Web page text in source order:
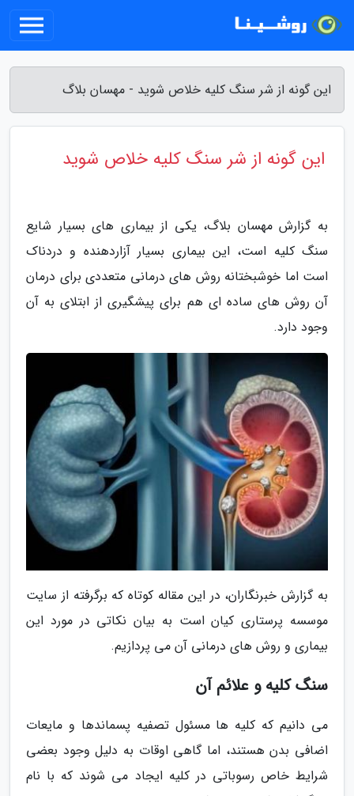
این گونه از شر سنگ کلیه خلاص شوید - مهسان بلاگ
این گونه از شر سنگ کلیه خلاص شوید
به گزارش مهسان بلاگ، یکی از بیماری های بسیار شایع
سنگ کلیه است، این بیماری بسیار آزاردهنده و دردناک
است اما خوشبختانه روش های درمانی متعددی برای درمان
آن روش های ساده ای هم برای پیشگیری از ابتلای به آن
وجود دارد.
به گزارش خبرنگاران، در این مقاله کوتاه که برگرفته از سایت
موسسه پرستاری کیان است به بیان نکاتی در مورد این
بیماری و روش های درمانی آن می پردازیم.
سنگ کلیه و علائم آن
می دانیم که کلیه ها مسئول تصفیه پسماندها و مایعات
اضافی بدن هستند، اما گاهی اوقات به دلیل وجود بعضی
شرایط خاص رسوباتی در کلیه ایجاد می شوند که با نام